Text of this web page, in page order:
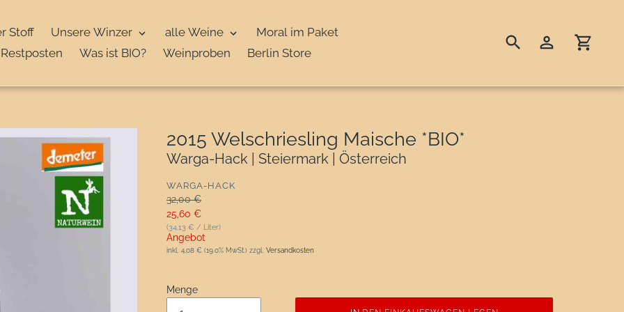
Stoff Unsere Winzer alle Weine
Moral im Paket
Restposten
Was ist BIO? Weinproben Berlin Store
Suchen Einloggen
2015 Welschriesling Maische *BIO*
Warga-Hack | Steiermark | Österreich
VERKÄUFER
WARGA-HACK
Normaler Preis
32,00 €
Sonderpreis
25,60 €
(34,13 € / Liter)
Angebot
inkl. 4,08 € (19.0% MwSt.) zzgl. Versandkosten
Menge